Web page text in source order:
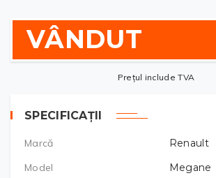
VÂNDUT
Prețul include TVA
SPECIFICAȚII
Marcă
Renault
Model
Megane